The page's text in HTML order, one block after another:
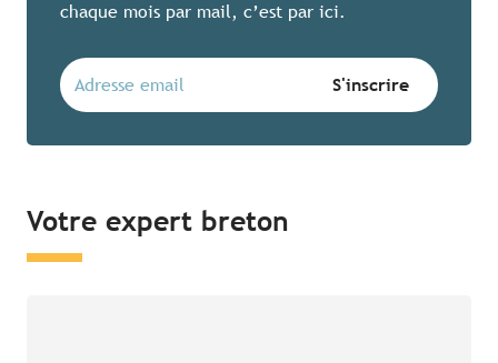
chaque mois par mail, c’est par ici.
Votre expert breton